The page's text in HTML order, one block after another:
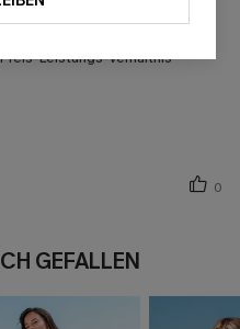
Leistungs-Verhältnis
0
GEFALLEN